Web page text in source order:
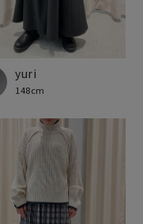
yuri
148cm